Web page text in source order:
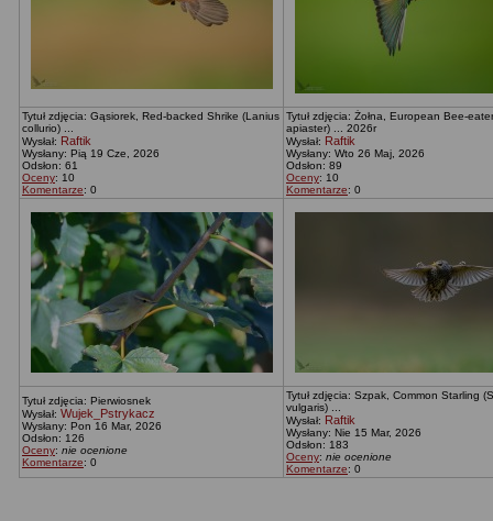
Tytuł zdjęcia: Gąsiorek, Red-backed Shrike (Lanius
collurio) ...
Wysłał: Raftik
Wysłany: Pią 19 Cze, 2026
Odsłon: 61
Oceny: 10
Komentarze: 0
Tytuł zdjęcia: Żołna, European Bee-
apiaster) ... 2026r
Wysłał: Raftik
Wysłany: Wto 26 Maj, 2026
Odsłon: 89
Oceny: 10
Komentarze: 0
Tytuł zdjęcia: Pierwiosnek
Wysłał: Wujek_Pstrykacz
Wysłany: Pon 16 Mar, 2026
Odsłon: 126
Oceny: nie ocenione
Komentarze: 0
Tytuł zdjęcia: Szpak, Common Starling
vulgaris) ...
Wysłał: Raftik
Wysłany: Nie 15 Mar, 2026
Odsłon: 183
Oceny: nie ocenione
Komentarze: 0